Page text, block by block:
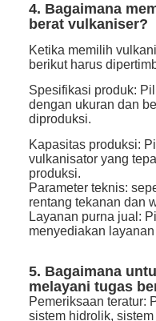
4. Bagaimana
berat vulkaniser?
Ketika memilih
berikut harus
Spesifikasi produk:
dengan ukuran dan
diproduksi.
Kapasitas produksi:
vulkanisator yang
produksi.
Parameter teknis:
rentang tekanan dan
Layanan purna jual:
menyediakan
5. Bagaimana
melayani tugas
Pemeriksaan teratur:
sistem hidrolik,